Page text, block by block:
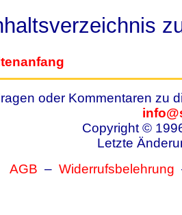
oder Kommentaren zu
Copyright ©
Letzte
AGB – Widerrufsbelehrung